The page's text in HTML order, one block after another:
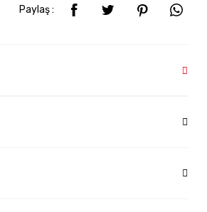
Paylaş :